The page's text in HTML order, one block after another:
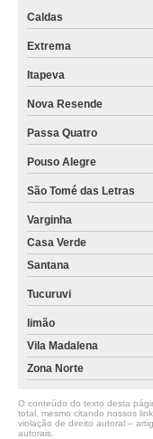
Caldas
Extrema
Itapeva
Nova Resende
Passa Quatro
Pouso Alegre
São Tomé das Letras
Varginha
Casa Verde
Santana
Tucuruvi
limão
Vila Madalena
Zona Norte
O conteúdo do texto desta
total, mesmo citando nossos
violação de direito autoral –
autorais